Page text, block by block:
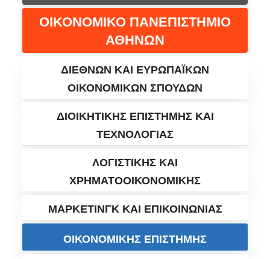
ΟΙΚΟΝΟΜΙΚΟ ΠΑΝΕΠΙΣΤΗΜΙΟ
ΑΘΗΝΩΝ
ΔΙΕΘΝΩΝ ΚΑΙ ΕΥΡΩΠΑΪΚΩΝ
ΟΙΚΟΝΟΜΙΚΩΝ ΣΠΟΥΔΩΝ
ΔΙΟΙΚΗΤΙΚΗΣ ΕΠΙΣΤΗΜΗΣ ΚΑΙ
ΤΕΧΝΟΛΟΓΙΑΣ
ΛΟΓΙΣΤΙΚΗΣ ΚΑΙ
ΧΡΗΜΑΤΟΟΙΚΟΝΟΜΙΚΗΣ
ΜΑΡΚΕΤΙΝΓΚ ΚΑΙ ΕΠΙΚΟΙΝΩΝΙΑΣ
ΟΙΚΟΝΟΜΙΚΗΣ ΕΠΙΣΤΗΜΗΣ